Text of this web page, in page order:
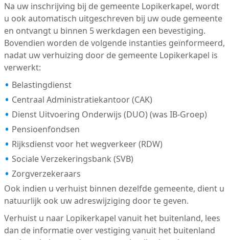
Na uw inschrijving bij de gemeente Lopikerkapel, wordt
u ook automatisch uitgeschreven bij uw oude gemeente
en ontvangt u binnen 5 werkdagen een bevestiging.
Bovendien worden de volgende instanties geïnformeerd,
nadat uw verhuizing door de gemeente Lopikerkapel is
verwerkt:
Belastingdienst
Centraal Administratiekantoor (CAK)
Dienst Uitvoering Onderwijs (DUO) (was IB-Groep)
Pensioenfondsen
Rijksdienst voor het wegverkeer (RDW)
Sociale Verzekeringsbank (SVB)
Zorgverzekeraars
Ook indien u verhuist binnen dezelfde gemeente, dient u
natuurlijk ook uw adreswijziging door te geven.
Verhuist u naar Lopikerkapel vanuit het buitenland, lees
dan de informatie over vestiging vanuit het buitenland